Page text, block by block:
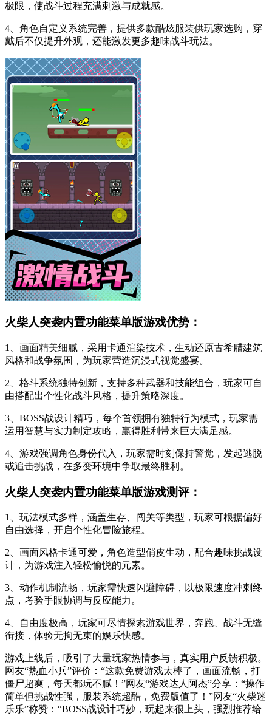
极限，使战斗过程充满刺激与成就感。
4、角色自定义系统完善，提供多款酷炫服装供玩家选购，穿
戴后不仅提升外观，还能激发更多趣味战斗玩法。
火柴人突袭内置功能菜单版游戏优势：
1、画面精美细腻，采用卡通渲染技术，生动还原古希腊建筑
风格和战争氛围，为玩家营造沉浸式视觉盛宴。
2、格斗系统独特创新，支持多种武器和技能组合，玩家可自
由搭配出个性化战斗风格，提升策略深度。
3、BOSS战设计精巧，每个首领拥有独特行为模式，玩家需
运用智慧与实力制定攻略，赢得胜利带来巨大满足感。
4、游戏强调角色身份代入，玩家需时刻保持警觉，发起逃脱
或追击挑战，在多变环境中争取最终胜利。
火柴人突袭内置功能菜单版游戏测评：
1、玩法模式多样，涵盖生存、闯关等类型，玩家可根据偏好
自由选择，开启个性化冒险旅程。
2、画面风格卡通可爱，角色造型俏皮生动，配合趣味挑战设
计，为游戏注入轻松愉悦的元素。
3、动作机制流畅，玩家需快速闪避障碍，以极限速度冲刺终
点，考验手眼协调与反应能力。
4、自由度极高，玩家可尽情探索游戏世界，奔跑、战斗无缝
衔接，体验无拘无束的娱乐快感。
游戏上线后，吸引了大量玩家热情参与，真实用户反馈积极。
网友“热血小兵”评价：“这款免费游戏太棒了，画面流畅，打
僵尸超爽，每天都玩不腻！”网友“游戏达人阿杰”分享：“操作
简单但挑战性强，服装系统超酷，免费版值了！”网友“火柴迷
乐乐”称赞：“BOSS战设计巧妙，玩起来很上头，强烈推荐给